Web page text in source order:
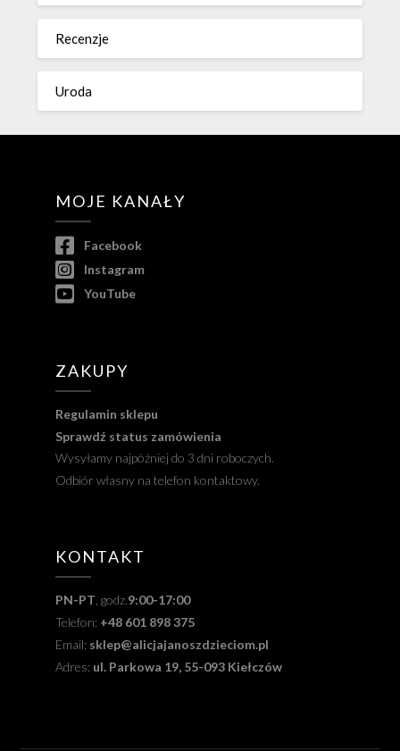
Recenzje
Uroda
MOJE KANAŁY
Facebook
Instagram
YouTube
ZAKUPY
Regulamin sklepu
Sprawdź status zamówienia
Wysyłamy najpóźniej do 3 dni roboczych.
Odbiór własny na telefon kontaktowy.
KONTAKT
PN-PT , godz.9:00-17:00
Telefon: +48 601 898 375
Email: sklep@alicjajanoszdzieciom.pl
Adres: ul. Parkowa 19, 55-093 Kiełczów